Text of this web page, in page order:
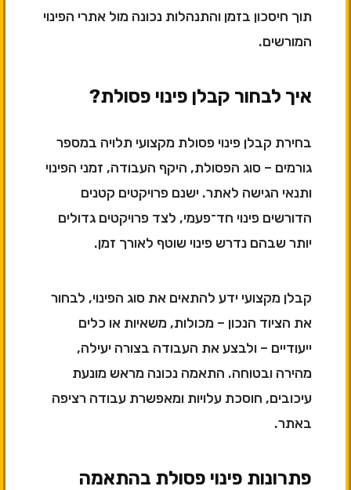
תוך חיסכון בזמן והתנהלות נכונה מול אתרי הפינוי
המורשים.
איך לבחור קבלן פינוי פסולת?
בחירת קבלן פינוי פסולת מקצועי תלויה במספר
גורמים – סוג הפסולת, היקף העבודה, זמני הפינוי
ותנאי הגישה לאתר. ישנם פרויקטים קטנים
הדורשים פינוי חד־פעמי, לצד פרויקטים גדולים
יותר שבהם נדרש פינוי שוטף לאורך זמן.
קבלן מקצועי ידע להתאים את סוג הפינוי, לבחור
את הציוד הנכון – מכולות, משאיות או כלים
ייעודיים – ולבצע את העבודה בצורה יעילה,
מהירה ובטוחה. התאמה נכונה מראש מונעת
עיכובים, חוסכת עלויות ומאפשרת עבודה רציפה
באתר.
פתרונות פינוי פסולת בהתאמה